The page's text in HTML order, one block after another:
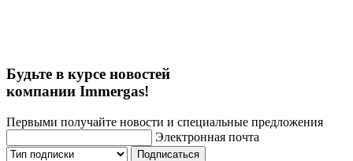
Будьте в курсе новостей
компании Immergas!
Первыми получайте новости и специальные предложения
Электронная почта
Подписаться